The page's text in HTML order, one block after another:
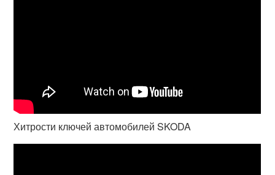
Хитрости ключей автомобилей SKODA